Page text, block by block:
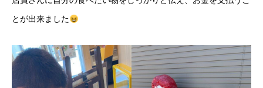
とが出来ました